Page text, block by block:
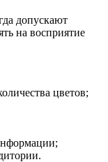
допускают
на восприятие
цветов;